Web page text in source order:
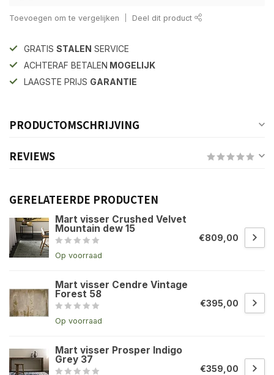
Toevoegen om te vergelijken Deel dit product
GRATIS STALEN SERVICE
ACHTERAF BETALEN MOGELIJK
LAAGSTE PRIJS GARANTIE
PRODUCTOMSCHRIJVING
REVIEWS
GERELATEERDE PRODUCTEN
Mart visser Crushed Velvet
Mountain dew 15
Op voorraad
€809,00
Mart visser Cendre Vintage
Forest 58
Op voorraad
€395,00
Mart visser Prosper Indigo
Grey 37
€359,00